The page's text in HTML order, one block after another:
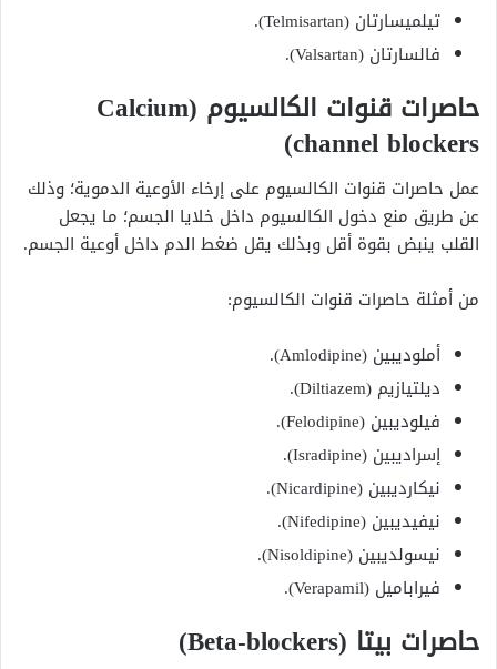
تيلميسارتان (Telmisartan).
فالسارتان (Valsartan).
حاصرات قنوات الكالسيوم (Calcium
channel blockers)
عمل حاصرات قنوات الكالسيوم على إرخاء الأوعية الدموية؛ وذلك
عن طريق منع دخول الكالسيوم داخل خلايا الجسم؛ ما يجعل
القلب ينبض بقوة أقل وبذلك يقل ضغط الدم داخل أوعية الجسم.
من أمثلة حاصرات قنوات الكالسيوم:
أملوديبين (Amlodipine).
ديلتيازيم (Diltiazem).
فيلوديبين (Felodipine).
إسراديبين (Isradipine).
نيكارديبين (Nicardipine).
نيفيديبين (Nifedipine).
نيسولديبين (Nisoldipine).
فيراباميل (Verapamil).
حاصرات بيتا (Beta-blockers)